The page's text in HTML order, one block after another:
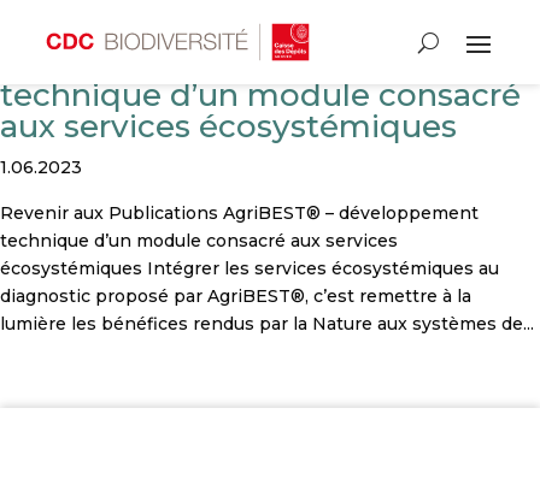
AgriBEST® – développement
technique d’un module consacré
aux services écosystémiques
1.06.2023
Revenir aux Publications AgriBEST® – développement
technique d’un module consacré aux services
écosystémiques Intégrer les services écosystémiques au
diagnostic proposé par AgriBEST®, c’est remettre à la
lumière les bénéfices rendus par la Nature aux systèmes de...